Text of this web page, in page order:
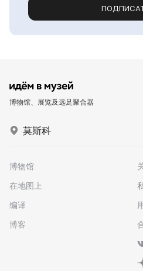
博物馆、展览及远足聚合器
莫斯科
博物馆
在地图上
编译
博客